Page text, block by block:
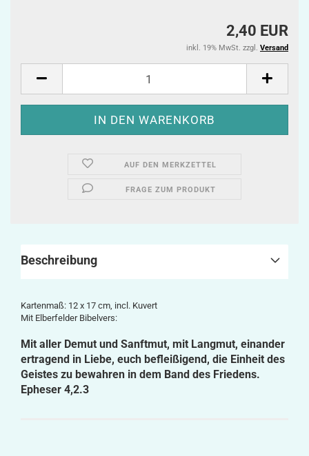
2,40 EUR
inkl. 19% MwSt. zzgl. Versand
AUF DEN MERKZETTEL
FRAGE ZUM PRODUKT
Beschreibung
Kartenmaß: 12 x 17 cm, incl. Kuvert
Mit Elberfelder Bibelvers:
Mit aller Demut und Sanftmut, mit Langmut, einander
ertragend in Liebe, euch befleißigend, die Einheit des
Geistes zu bewahren in dem Band des Friedens.
Epheser 4,2.3